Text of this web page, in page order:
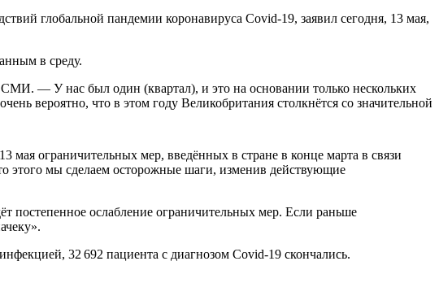
глобальной пандемии коронавируса Covid-19, заявил сегодня, 13 мая,
в среду.
— У нас был один (квартал), и это на основании только нескольких
вероятно, что в этом году Великобритания столкнётся со значительной
мая ограничительных мер, введённых в стране в конце марта в связи
этого мы сделаем осторожные шаги, изменив действующие
постепенное ослабление ограничительных мер. Если раньше
32 692 пациента с диагнозом Covid-19 скончались.